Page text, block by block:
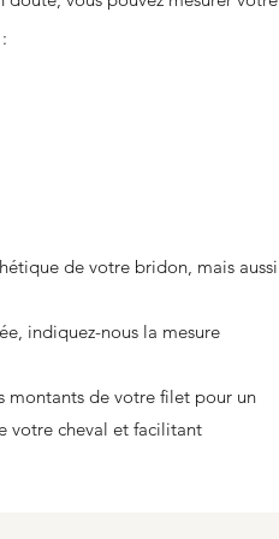
de votre bridon, mais aussi
indiquez-nous la mesure
de votre filet pour un
votre cheval et facilitant